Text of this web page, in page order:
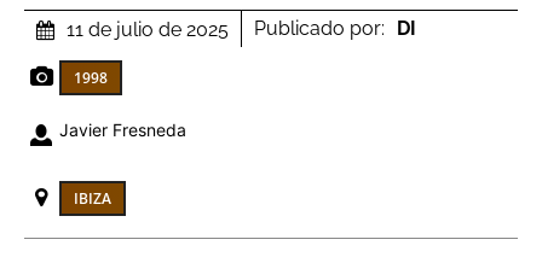
11 de julio de 2025 Publicado por: DI
1998
Javier Fresneda
IBIZA